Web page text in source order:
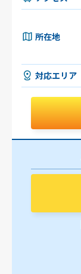
所在地
対応エリア